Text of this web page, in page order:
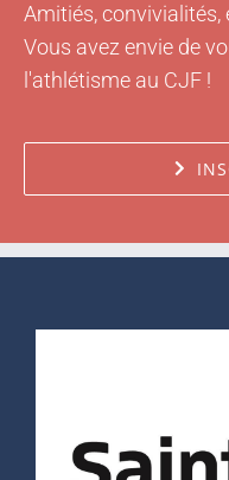
Amitiés,
Vous avez envie de
l'athlétisme au CJF !